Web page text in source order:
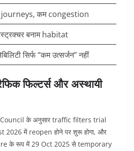
journeys, कम congestion
बनाम habitat
सिर्फ “कम उत्सर्जन” नहीं
फिल्टर्स और अस्थायी
के अनुसार traffic filters trial
में reopen होने पर शुरू होगा, और
के रूप में 29 Oct 2025 से temporary